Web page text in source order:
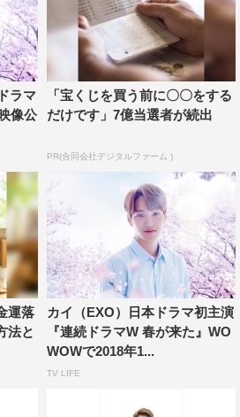
ラマ
像公
「宝くじを買う前に〇〇をする
だけです」7億当選者が続出
PR(合同会社デジタルファーム )
運落
法と
カイ（EXO）日本ドラマ初主演
『連続ドラマW 春が来た』WO
WOWで2018年1...
TV LIFE